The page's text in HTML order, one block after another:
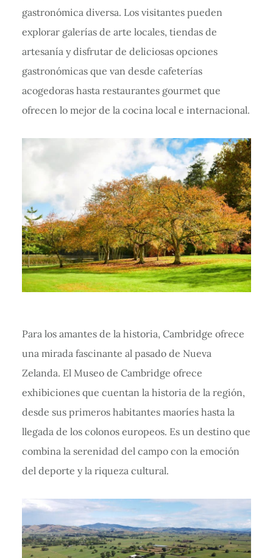
gastronómica diversa. Los visitantes pueden
explorar galerías de arte locales, tiendas de
artesanía y disfrutar de deliciosas opciones
gastronómicas que van desde cafeterías
acogedoras hasta restaurantes gourmet que
ofrecen lo mejor de la cocina local e internacional.
Para los amantes de la historia, Cambridge ofrece
una mirada fascinante al pasado de Nueva
Zelanda. El Museo de Cambridge ofrece
exhibiciones que cuentan la historia de la región,
desde sus primeros habitantes maoríes hasta la
llegada de los colonos europeos. Es un destino que
combina la serenidad del campo con la emoción
del deporte y la riqueza cultural.